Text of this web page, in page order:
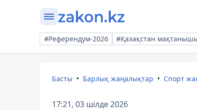
#Референдум-2026 #Қазақстан
Басты Барлық жаңалықтар Спорт
17:21, 03 шілде 2026